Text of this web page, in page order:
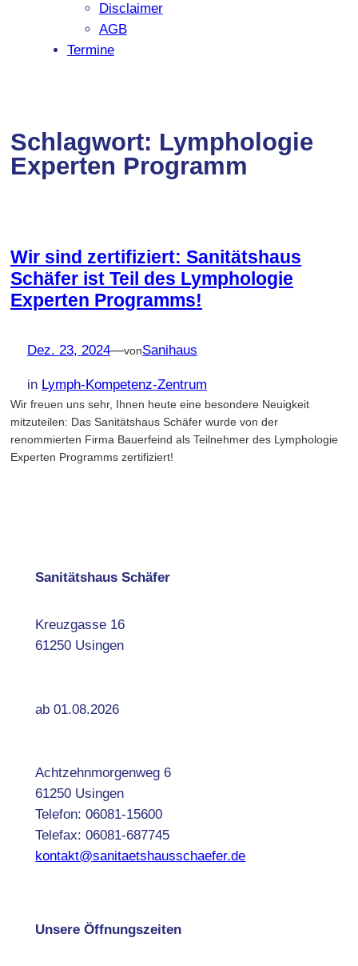
Disclaimer
AGB
Termine
Schlagwort: Lymphologie
Experten Programm
Wir sind zertifiziert: Sanitätshaus
Schäfer ist Teil des Lymphologie
Experten Programms!
Dez. 23, 2024—vonSanihaus
in Lymph-Kompetenz-Zentrum
Wir freuen uns sehr, Ihnen heute eine besondere Neuigkeit
mitzuteilen: Das Sanitätshaus Schäfer wurde von der
renommierten Firma Bauerfeind als Teilnehmer des Lymphologie
Experten Programms zertifiziert!
Sanitätshaus Schäfer
Kreuzgasse 16
61250 Usingen
ab 01.08.2026
Achtzehnmorgenweg 6
61250 Usingen
Telefon: 06081-15600
Telefax: 06081-687745
kontakt@sanitaetshausschaefer.de
Unsere Öffnungszeiten